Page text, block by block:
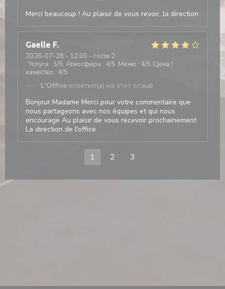
Merci beaucoup ! Au plaisir de vous revoir, la direction
Gaelle F
2026-07-28 - 12:00 - гости 2
Услуги : 5/5 Атмосфера : 4/5 Меню : 4/5 Цена /
качество : 4/5
L'Office ответил(а) на этот отзыв
Bonjour Madame Merci pour votre commentaire que
nous partageons avec nos équipes et qui nous
encourage Au plaisir de vous recevoir prochainement
La direction de l'office
1 2 3